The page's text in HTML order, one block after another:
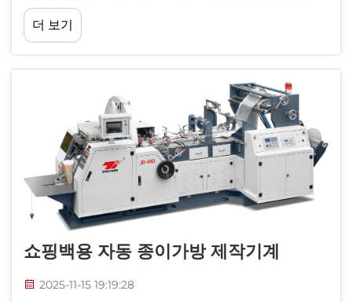
후 전 세계 종이가방 시장은 약 18% 성장했으며, 이
는 많은 국가들이 플라스틱 사용을 금지하면서 비롯
되었습니다...
더 보기
쇼핑백용 자동 종이가방 제작기계
2025-11-15 19:19:28